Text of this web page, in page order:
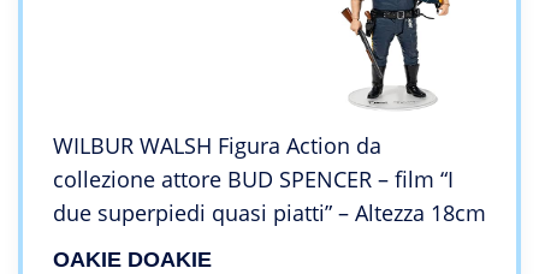
WILBUR WALSH Figura Action da
collezione attore BUD SPENCER – film “I
due superpiedi quasi piatti” – Altezza 18cm
OAKIE DOAKIE